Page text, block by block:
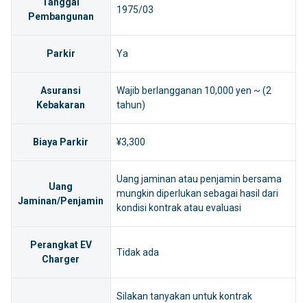
Tanggal
Pembangunan
1975/03
Parkir Ya
Asuransi
Kebakaran
Wajib berlangganan 10,000 yen ~ (2
tahun)
Biaya Parkir ¥3,300
Uang
Jaminan/Penjamin
Uang jaminan atau penjamin bersama
mungkin diperlukan sebagai hasil dari
kondisi kontrak atau evaluasi
Perangkat EV
Charger
Tidak ada
Silakan tanyakan untuk kontrak